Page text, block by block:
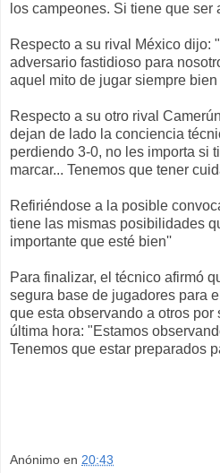
los campeones. Si tiene que ser
Respecto a su rival México dijo:
adversario fastidioso para
aquel mito de jugar siempre
Respecto a su otro rival
dejan de lado la conciencia
perdiendo 3-0, no les importa si
marcar... Tenemos que tener
Refiriéndose a la posible
tiene las mismas posibilidades
importante que esté bien''
Para finalizar, el técnico afirmó
segura base de jugadores para
que esta observando a otros
última hora: "Estamos
Tenemos que estar preparados
Anónimo en 20:43